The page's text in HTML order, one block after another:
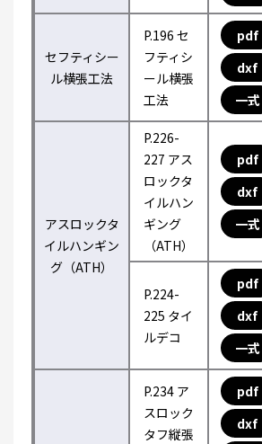
セフティシー
ル横張工法
P.196 セ
フティシ
ール横張
工法
pdf
dxf
一式
アスロックタ
イルハンギン
グ（ATH）
P.226-
227 アス
ロックタ
イルハン
ギング
（ATH）
pdf
dxf
一式
P.224-
225 タイ
ルデコ
pdf
dxf
一式
P.234 ア
スロック
タフ縦張
pdf
dxf